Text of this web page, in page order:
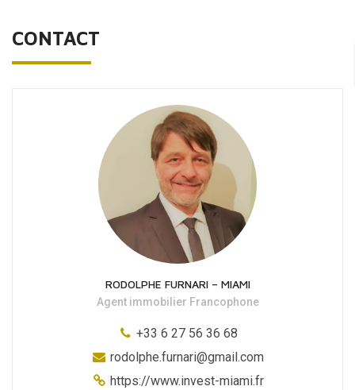
CONTACT
RODOLPHE FURNARI – MIAMI
Agent immobilier Francophone
+33 6 27 56 36 68
rodolphe.furnari@gmail.com
https://www.invest-miami.fr